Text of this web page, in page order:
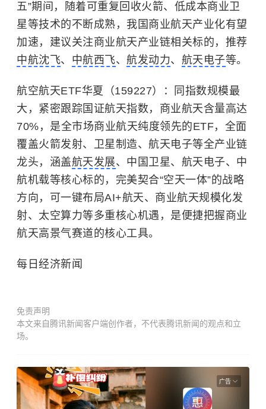
五”期间，随着可重复回收火箭、低成本商业卫
星等技术的不断成熟，我国商业航天产业化有望
加速，建议关注商业航天产业链相关标的，推荐
中航沈飞、 中航西飞、 航发动力、 航天电子等。
航空航天ETF华夏（159227）：同指数规模最
大，紧密跟踪国证航天指数，商业航天含量高达
70%，是全市场商业航天纯度领先的ETF，全面
覆盖火箭发射、卫星制造、航天电子等全产业链
龙头，涵盖航天发展、中国卫星、航天电子、中
航机载等核心标的，完美契合“空天一体”的战略
方向，可一键布局AI+航天、商业航天规模化发
射、太空算力等多重核心机遇，是便捷把握商业
航天高景气赛道的核心工具。
每日经济新闻
免责声明
本文来自腾讯新闻客户端创作者，不代表腾讯新闻的观点和立
场。
广告